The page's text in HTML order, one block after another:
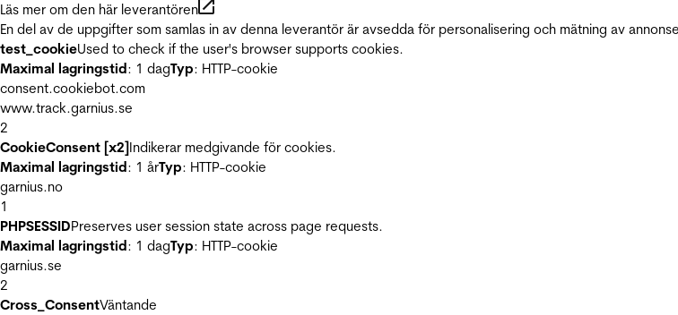
Läs mer om den här leverantören
En del av de uppgifter som samlas in av denna leverantör är avsedda för personalisering och mätning av
test_cookieUsed to check if the user's browser supports cookies.
Maximal lagringstid: 1 dagTyp: HTTP-cookie
consent.cookiebot.com
www.track.garnius.se
2
CookieConsent [x2]Indikerar medgivande för cookies.
Maximal lagringstid: 1 årTyp: HTTP-cookie
garnius.no
1
PHPSESSIDPreserves user session state across page requests.
Maximal lagringstid: 1 dagTyp: HTTP-cookie
garnius.se
2
Cross_ConsentVäntande